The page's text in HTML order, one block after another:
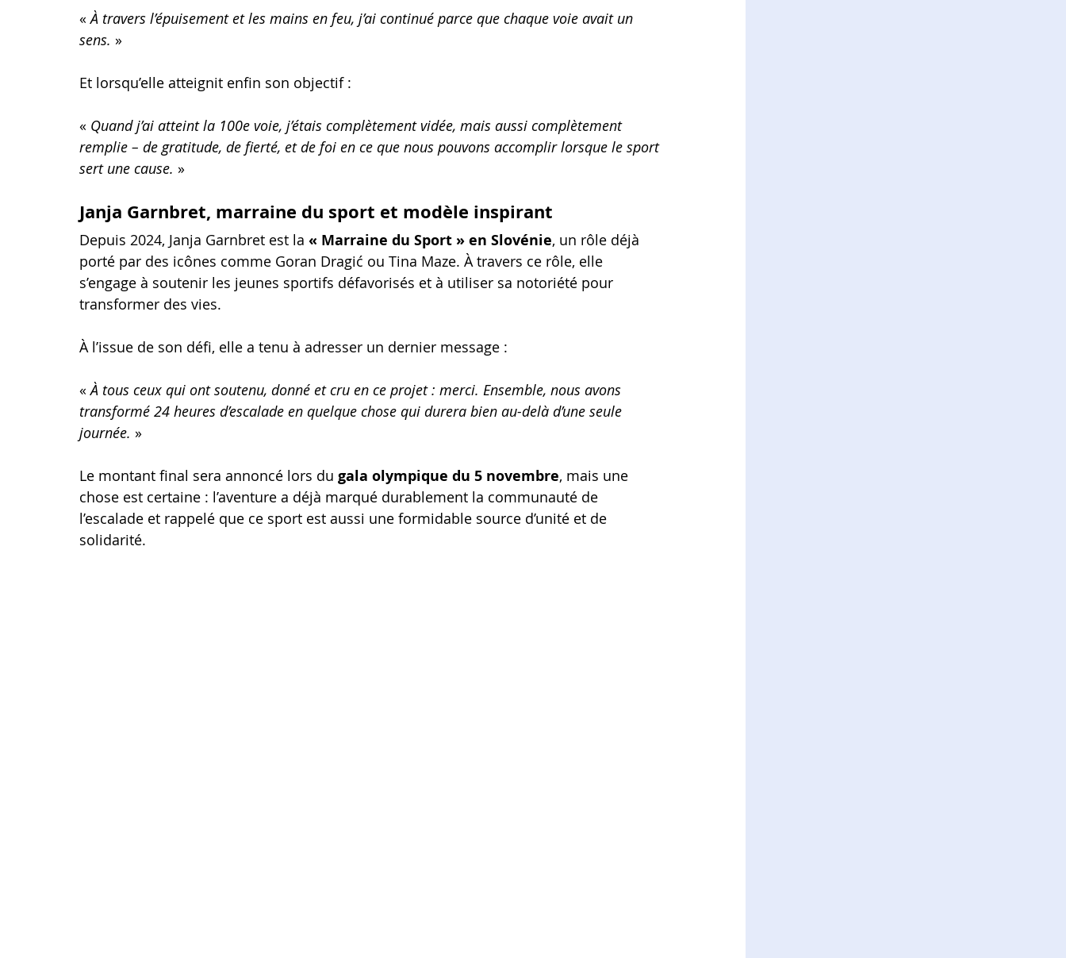
« À travers l’épuisement et les mains en feu, j’ai continué parce que chaque voie avait un
sens. »
Et lorsqu’elle atteignit enfin son objectif :
« Quand j’ai atteint la 100e voie, j’étais complètement vidée, mais aussi complètement
remplie – de gratitude, de fierté, et de foi en ce que nous pouvons accomplir lorsque le sport
sert une cause. »
Janja Garnbret, marraine du sport et modèle inspirant
Depuis 2024, Janja Garnbret est la « Marraine du Sport » en Slovénie, un rôle déjà
porté par des icônes comme Goran Dragić ou Tina Maze. À travers ce rôle, elle
s’engage à soutenir les jeunes sportifs défavorisés et à utiliser sa notoriété pour
transformer des vies.
À l’issue de son défi, elle a tenu à adresser un dernier message :
« À tous ceux qui ont soutenu, donné et cru en ce projet : merci. Ensemble, nous avons
transformé 24 heures d’escalade en quelque chose qui durera bien au-delà d’une seule
journée. »
Le montant final sera annoncé lors du gala olympique du 5 novembre, mais une
chose est certaine : l’aventure a déjà marqué durablement la communauté de
l’escalade et rappelé que ce sport est aussi une formidable source d’unité et de
solidarité.